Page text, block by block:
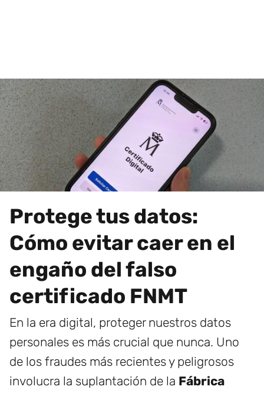
Protege tus datos:
Cómo evitar caer en el
engaño del falso
certificado FNMT
En la era digital, proteger nuestros datos
personales es más crucial que nunca. Uno
de los fraudes más recientes y peligrosos
involucra la suplantación de la Fábrica